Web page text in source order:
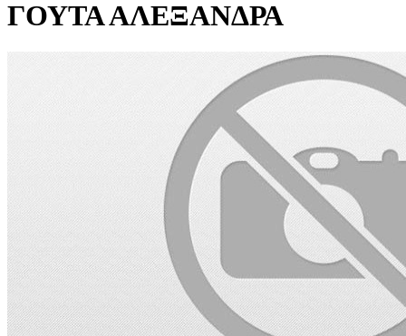
ΓΟΥΤΑ ΑΛΕΞΑΝΔΡΑ